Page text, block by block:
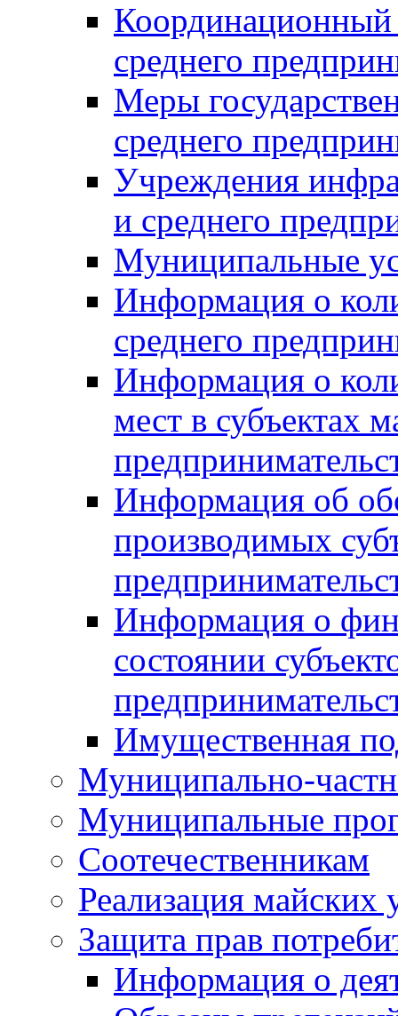
Координационный
среднего
Меры
среднего
Учреждения
и среднего
Муниципальные
Информация о
среднего
Информация о
мест в субъектах
Информация об
производимых
Информация о
состоянии
Имущественная
Муниципально-
Муниципальные
Соотечественникам
Реализация майских
Защита прав
Информация о